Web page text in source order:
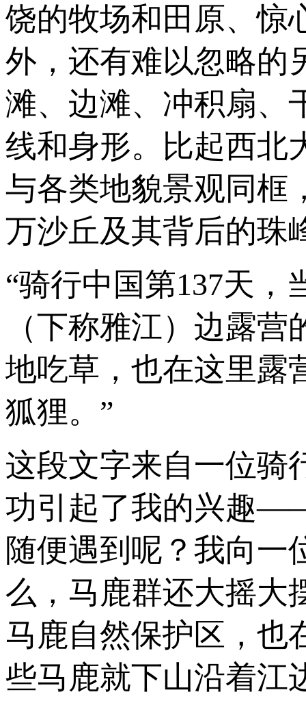
饶的牧场和田原、惊
外，还有难以忽略的
滩、边滩、冲积扇、
线和身形。比起西北
与各类地貌景观同框
万沙丘及其背后的珠
“骑行中国第137天
（下称雅江）边露
地吃草，也在这里露
狐狸。”
这段文字来自一位骑
功引起了我的兴趣
随便遇到呢？我向一
么，马鹿群还大摇大
马鹿自然保护区，也
些马鹿就下山沿着江